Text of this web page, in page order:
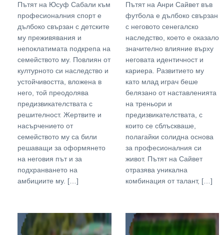
Пътят на Юсуф Сабали към
професионалния спорт е
дълбоко свързан с детските
му преживявания и
непоклатимата подкрепа на
семейството му. Повлиян от
културното си наследство и
устойчивостта, вложена в
него, той преодолява
предизвикателствата с
решителност. Жертвите и
насърчението от
семейството му са били
решаващи за оформянето
на неговия път и за
подхранването на
амбициите му. […]
Пътят на Анри Сайвет във
футбола е дълбоко свързан
с неговото сенегалско
наследство, което е оказало
значително влияние върху
неговата идентичност и
кариера. Развитието му
като млад играч беше
белязано от наставленията
на треньори и
предизвикателствата, с
които се сблъскваше,
полагайки солидна основа
за професионалния си
живот. Пътят на Сайвет
отразява уникална
комбинация от талант, […]